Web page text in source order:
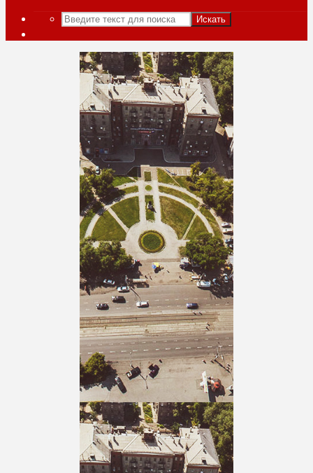
Искать